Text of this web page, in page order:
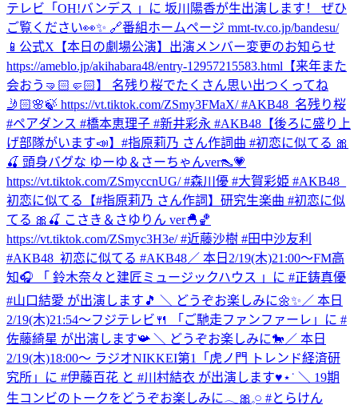
テレビ「OH!バンデス 」に 坂川陽香が生出演します！ ぜひ
ご覧ください👀✨ 🔗番組ホームページ mmt-tv.co.jp/bandesu/
📱公式X 【本日の劇場公演】出演メンバー変更のお知らせ
https://ameblo.jp/akihabara48/entry-12957215583.html 【来年また
会おう🤜🏻🤛🏻】 名残り桜でたくさん思い出つくってね
🤳🏻🌸🍃 https://vt.tiktok.com/ZSmy3FMaX/ #AKB48_名残り桜
#ペアダンス #橋本恵理子 #新井彩永 #AKB48 【後ろに盛り上
げ部隊がいます📣】#指原莉乃 さん作詞曲 #初恋に似てる 🎀
🍒 頭身バグな ゆーゆ＆さーちゃんver👠💗
https://vt.tiktok.com/ZSmyccnUG/ #森川優 #大賀彩姫 #AKB48_
初恋に似てる
【#指原莉乃 さん作詞】研究生楽曲 #初恋に似
てる 🎀🍒 こさき＆さゆりん ver🐣🏀
https://vt.tiktok.com/ZSmyc3H3e/ #近藤沙樹 #田中沙友利
#AKB48_初恋に似てる #AKB48／ 本日2/19(木)21:00～FM高
知🎧 「 鈴⽊奈々と建匠ミュージックハウス 」に #正鋳真優
#山口結愛 が出演します🎵 ＼ どうぞお楽しみに🌼✨ ／ 本日
2/19(木)21:54～フジテレビ🍴 「ご馳走ファンファーレ」に #
佐藤綺星 が出演します📯 ＼ どうぞお楽しみに🐎 ／ 本日
2/19(木)18:00～ ラジオNIKKEI第1「虎ノ門 トレンド経済研
究所」に #伊藤百花 と #川村結衣 が出演します♥⋆˙ ＼ 19期
生コンビのトークをどうぞお楽しみに𓂃🎀𓈒𓏸 #とらけん